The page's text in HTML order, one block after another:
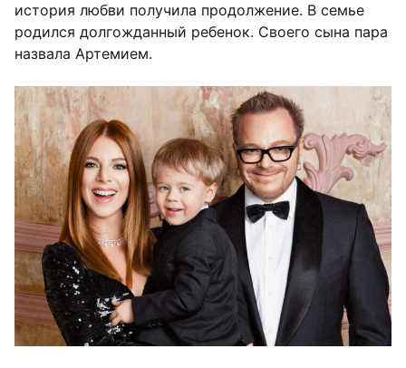
история любви получила продолжение. В семье
родился долгожданный ребенок. Своего сына пара
назвала Артемием.